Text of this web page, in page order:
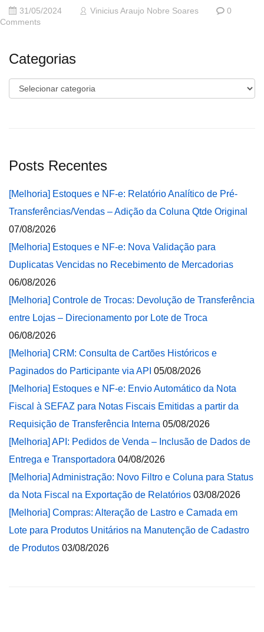
31/05/2024 Vinicius Araujo Nobre Soares
0
Comments
Categorias
Categorias
Posts Recentes
[Melhoria] Estoques e NF-e: Relatório Analítico de Pré-
Transferências/Vendas – Adição da Coluna Qtde Original
07/08/2026
[Melhoria] Estoques e NF-e: Nova Validação para
Duplicatas Vencidas no Recebimento de Mercadorias
06/08/2026
[Melhoria] Controle de Trocas: Devolução de Transferência
entre Lojas – Direcionamento por Lote de Troca
06/08/2026
[Melhoria] CRM: Consulta de Cartões Históricos e
Paginados do Participante via API 05/08/2026
[Melhoria] Estoques e NF-e: Envio Automático da Nota
Fiscal à SEFAZ para Notas Fiscais Emitidas a partir da
Requisição de Transferência Interna 05/08/2026
[Melhoria] API: Pedidos de Venda – Inclusão de Dados de
Entrega e Transportadora 04/08/2026
[Melhoria] Administração: Novo Filtro e Coluna para Status
da Nota Fiscal na Exportação de Relatórios 03/08/2026
[Melhoria] Compras: Alteração de Lastro e Camada em
Lote para Produtos Unitários na Manutenção de Cadastro
de Produtos 03/08/2026